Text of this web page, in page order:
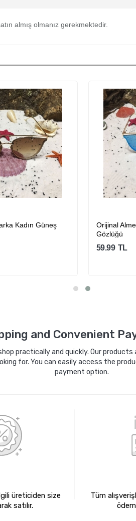
almış olmanız gerekmektedir.
Kadın Güneş
Orijinal
Gözlüğü
59.99 TL
and Convenient
practically and quickly. Our
for. You can easily access the
payment option.
üreticiden size
satılır.
Tüm